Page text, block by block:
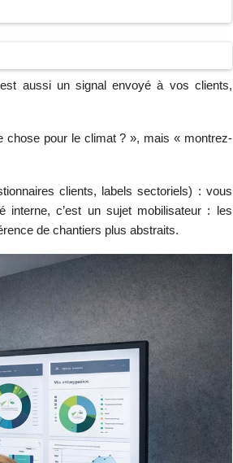
aussi un signal envoyé à vos clients,
chose pour le climat ? », mais « montrez-
clients, labels sectoriels) : vous
interne, c’est un sujet mobilisateur : les
de chantiers plus abstraits.